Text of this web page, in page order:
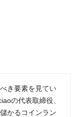
き要素を見てい
の代表取締役、
かるコインラン